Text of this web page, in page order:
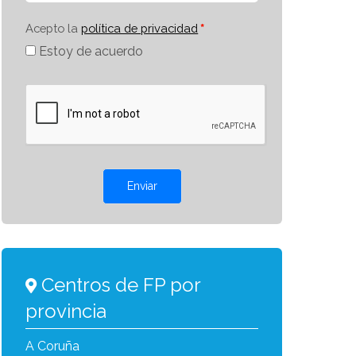
Acepto la política de privacidad
Estoy de acuerdo
Enviar
Centros de FP por
provincia
A Coruña